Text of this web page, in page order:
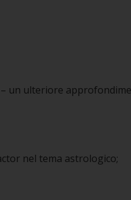
– un ulteriore
nel tema astrologico;